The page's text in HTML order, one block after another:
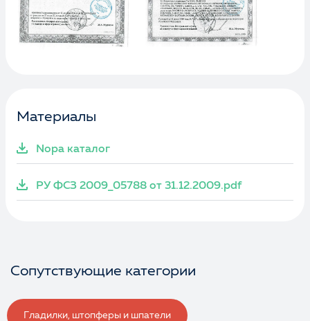
Материалы
Nopa каталог
РУ ФСЗ 2009_05788 от 31.12.2009.pdf
Сопутствующие категории
Гладилки, штопферы и шпатели